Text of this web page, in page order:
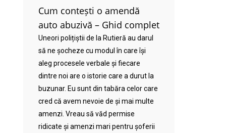
Cum contești o amendă
auto abuzivă – Ghid complet
Uneori polițiștii de la Rutieră au darul
să ne șocheze cu modul în care își
aleg procesele verbale și fiecare
dintre noi are o istorie care a durut la
buzunar. Eu sunt din tabăra celor care
cred că avem nevoie de și mai multe
amenzi. Vreau să văd permise
ridicate și amenzi mari pentru șoferii